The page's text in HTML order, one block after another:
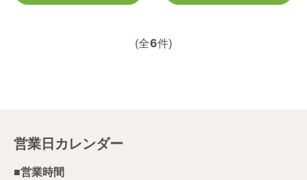
(全6件)
営業日カレンダー
■営業時間